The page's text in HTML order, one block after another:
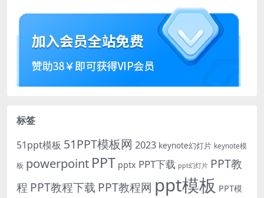
标签
51ppt模板 51PPT模板网 2023 keynote幻灯片 keynote模
板 powerpoint PPT pptx PPT下载 ppt幻灯片 PPT教
程 PPT教程下载 PPT教程网 ppt模板 PPT模